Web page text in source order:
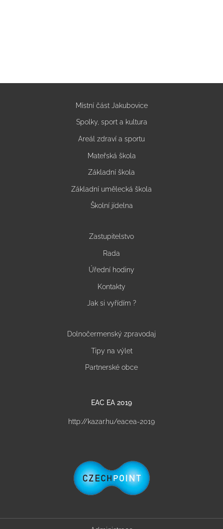
Místní část Jakubovice
Spolky, sport a kultura
Areál zdraví a sportu
Mateřská škola
Základní škola
Základní umělecká škola
Školní jídelna
Zastupitelstvo
Rada
Úřední hodiny
Kontakty
Jak si vyřídím ?
Dolnočermenský zpravodaj
Tipy na výlet
Partnerské obce
EAC EA 2019
http://kazar.hu/eacea-2019